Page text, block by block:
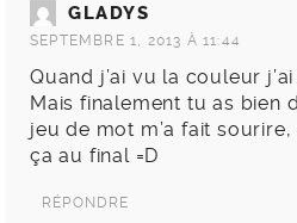
GLADYS
SEPTEMBRE 1, 2013 À 11:44
Quand j’ai vu la couleur
Mais finalement tu as bien
jeu de mot m’a fait
ça au final =D
RÉPONDRE